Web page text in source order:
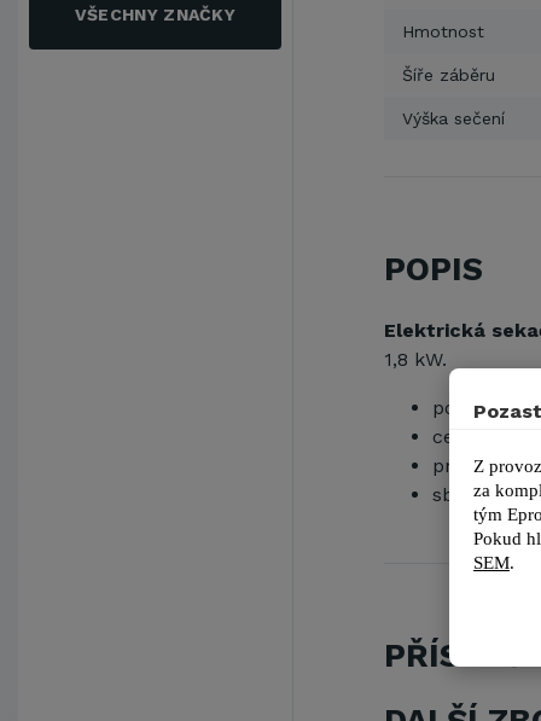
VŠECHNY ZNAČKY
Hmotnost
Šíře záběru
Výška sečení
POPIS
Elektrická
1,8 kW.
podvozek:
centrální
průměr
sběrný koš
Z
za
tým
Pokud
SEM.